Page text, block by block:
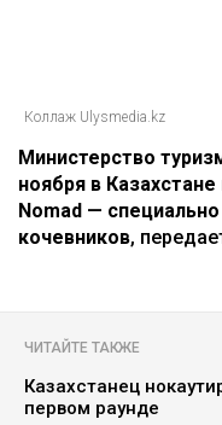
Коллаж Ulysmedia.kz
Министерство
ноября в
Nomad —
кочевников,
ЧИТАЙТЕ ТАКЖЕ
Казахстанец
первом раунде